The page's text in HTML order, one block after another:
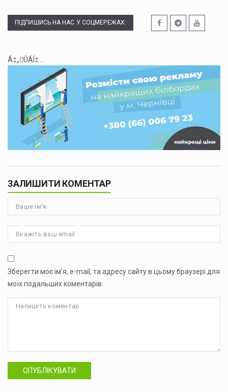
ПІДПИШИСЬ НА НАС У СОЦМЕРЕЖАХ:
Á‡„ÛÁÍ‡...
ЗАЛИШИТИ КОМЕНТАР
Зберегти моє ім'я, e-mail, та адресу сайту в цьому браузері для
моїх подальших коментарів.
ОПУБЛІКУВАТИ